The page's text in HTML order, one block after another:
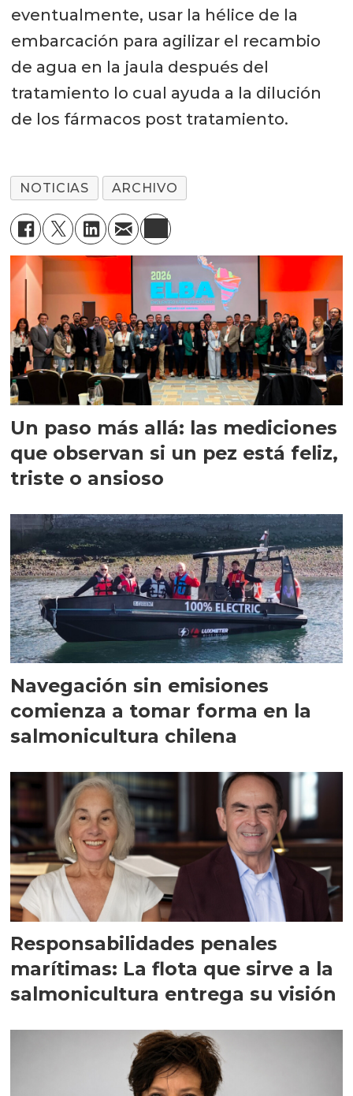
eventualmente, usar la hélice de la
embarcación para agilizar el recambio
de agua en la jaula después del
tratamiento lo cual ayuda a la dilución
de los fármacos post tratamiento.
NOTICIAS ARCHIVO
Un paso más allá: las mediciones
que observan si un pez está feliz,
triste o ansioso
Navegación sin emisiones
comienza a tomar forma en la
salmonicultura chilena
Responsabilidades penales
marítimas: La flota que sirve a la
salmonicultura entrega su visión